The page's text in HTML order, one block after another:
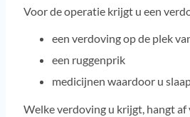
Voor de operatie krijgt u een
een verdoving op de plek
een ruggenprik
medicijnen waardoor u
Welke verdoving u krijgt, hangt